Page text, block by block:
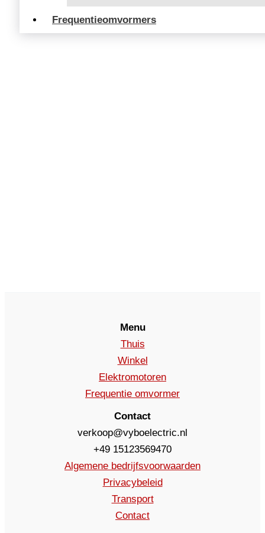
Frequentieomvormers
Menu
Thuis
Winkel
Elektromotoren
Frequentie omvormer
Contact
verkoop@vyboelectric.nl
+49 15123569470
Algemene bedrijfsvoorwaarden
Privacybeleid
Transport
Contact